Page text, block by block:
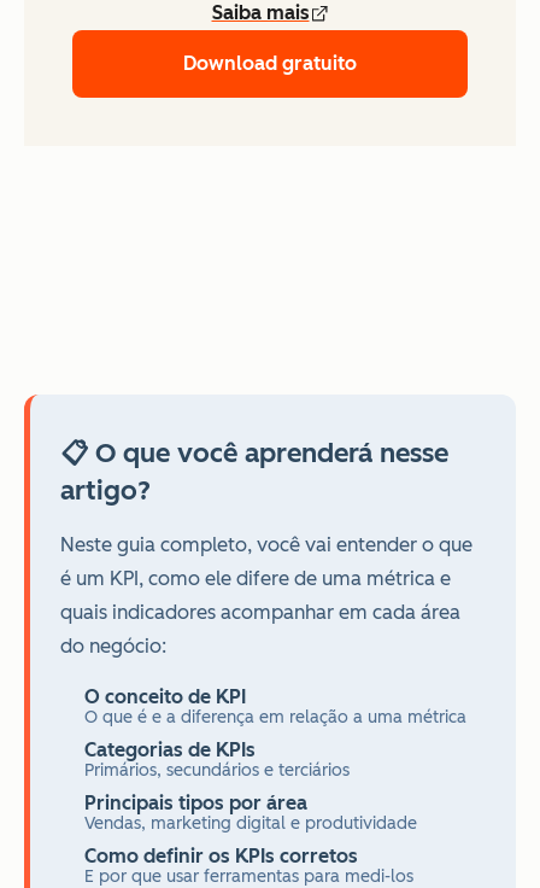
Saiba mais
Download gratuito
📋 O que você aprenderá nesse
artigo?
Neste guia completo, você vai entender o que
é um KPI, como ele difere de uma métrica e
quais indicadores acompanhar em cada área
do negócio:
O conceito de KPI
O que é e a diferença em relação a uma métrica
Categorias de KPIs
Primários, secundários e terciários
Principais tipos por área
Vendas, marketing digital e produtividade
Como definir os KPIs corretos
E por que usar ferramentas para medi-los